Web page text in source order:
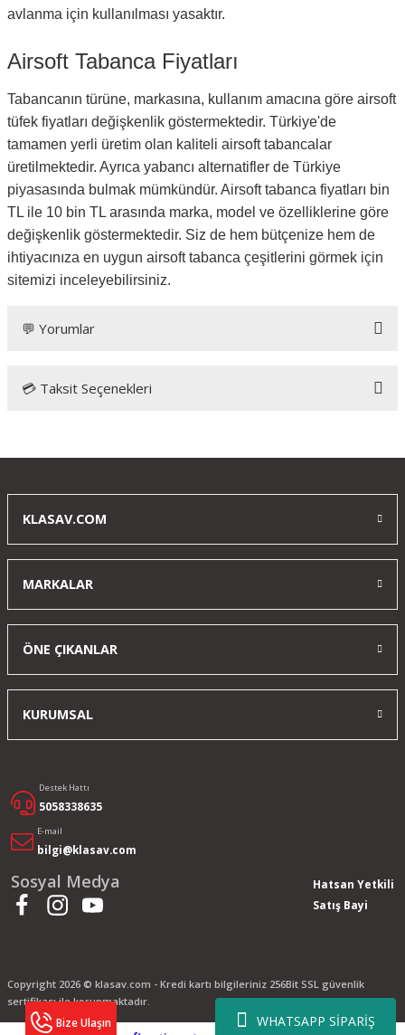
WHATSAPP SİPARİŞ
avlanma için kullanılması yasaktır.
Airsoft Tabanca Fiyatları
Tabancanın türüne, markasına, kullanım amacına göre airsoft
tüfek fiyatları değişkenlik göstermektedir. Türkiye'de
tamamen yerli üretim olan kaliteli airsoft tabancalar
üretilmektedir. Ayrıca yabancı alternatifler de Türkiye
piyasasında bulmak mümkündür. Airsoft tabanca fiyatları bin
TL ile 10 bin TL arasında marka, model ve özelliklerine göre
değişkenlik göstermektedir. Siz de hem bütçenize hem de
ihtiyacınıza en uygun airsoft tabanca çeşitlerini görmek için
sitemizi inceleyebilirsiniz.
💬 Yorumlar
Bu ürüne ilk yorumu siz yapın!
💳 Taksit Seçenekleri
KLASAV.COM
MARKALAR
ÖNE ÇIKANLAR
KURUMSAL
Destek Hattı
5058338635
E-mail
bilgi@klasav.com
Sosyal Medya
Hatsan Yetkili
Satış Bayi
Copyright 2026 © klasav.com - Kredi kartı bilgileriniz 256Bit SSL güvenlik
sertifikası ile korunmaktadır.
Bize Ulaşın